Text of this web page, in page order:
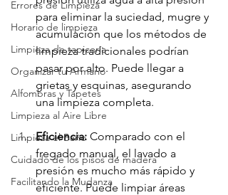
Errores de Limpieza
Horario de limpieza
Limpieza de tapicería
Organizar tu Armario
Alfombras y Tapetes
Limpieza al Aire Libre
Limpieza el Baño
Cuidado de los pisos de madera
Facilitando la Mudanza
para eliminar la suciedad, mugre y
acumulación que los métodos de
limpieza tradicionales podrían
pasar por alto. Puede llegar a
grietas y esquinas, asegurando
una limpieza completa.
Eficiencia: Comparado con el
fregado manual, el lavado a
presión es mucho más rápido y
eficiente. Puede limpiar áreas